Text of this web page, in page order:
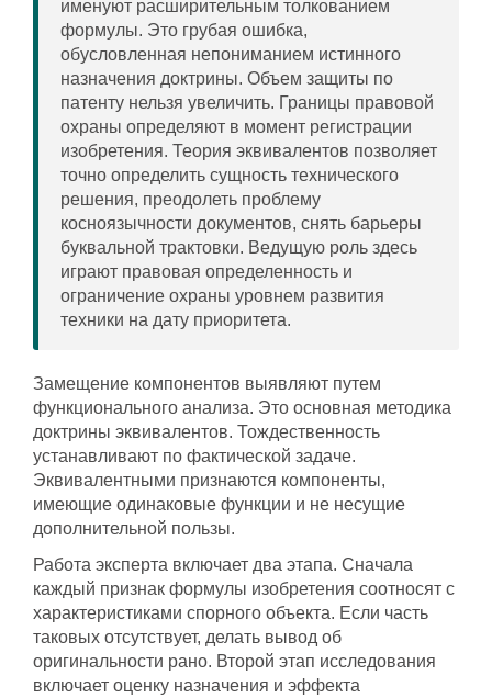
именуют расширительным толкованием
формулы. Это грубая ошибка,
обусловленная непониманием истинного
назначения доктрины. Объем защиты по
патенту нельзя увеличить. Границы правовой
охраны определяют в момент регистрации
изобретения. Теория эквивалентов позволяет
точно определить сущность технического
решения, преодолеть проблему
косноязычности документов, снять барьеры
буквальной трактовки. Ведущую роль здесь
играют правовая определенность и
ограничение охраны уровнем развития
техники на дату приоритета.
Замещение компонентов выявляют путем
функционального анализа. Это основная методика
доктрины эквивалентов. Тождественность
устанавливают по фактической задаче.
Эквивалентными признаются компоненты,
имеющие одинаковые функции и не несущие
дополнительной пользы.
Работа эксперта включает два этапа. Сначала
каждый признак формулы изобретения соотносят с
характеристиками спорного объекта. Если часть
таковых отсутствует, делать вывод об
оригинальности рано. Второй этап исследования
включает оценку назначения и эффекта